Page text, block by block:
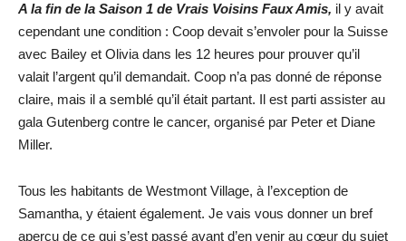
A la fin de la Saison 1 de Vrais Voisins Faux Amis, il y avait
cependant une condition : Coop devait s’envoler pour la Suisse
avec Bailey et Olivia dans les 12 heures pour prouver qu’il
valait l’argent qu’il demandait. Coop n’a pas donné de réponse
claire, mais il a semblé qu’il était partant. Il est parti assister au
gala Gutenberg contre le cancer, organisé par Peter et Diane
Miller.
Tous les habitants de Westmont Village, à l’exception de
Samantha, y étaient également. Je vais vous donner un bref
aperçu de ce qui s’est passé avant d’en venir au cœur du sujet